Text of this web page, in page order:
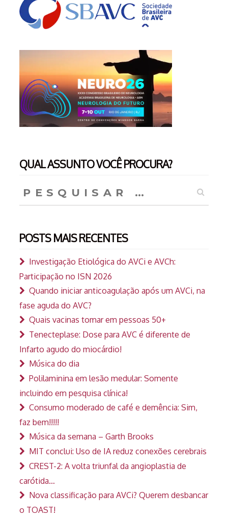
QUAL ASSUNTO VOCÊ PROCURA?
por:
POSTS MAIS RECENTES
Investigação Etiológica do AVCi e AVCh:
Participação no ISN 2026
Quando iniciar anticoagulação após um AVCi, na
fase aguda do AVC?
Quais vacinas tomar em pessoas 50+
Tenecteplase: Dose para AVC é diferente de
Infarto agudo do miocárdio!
Música do dia
Polilaminina em lesão medular: Somente
incluindo em pesquisa clínica!
Consumo moderado de café e demência: Sim,
faz bem!!!!!
Música da semana – Garth Brooks
MIT conclui: Uso de IA reduz conexões cerebrais
CREST-2: A volta triunfal da angioplastia de
carótida…
Nova classificação para AVCi? Querem desbancar
o TOAST!